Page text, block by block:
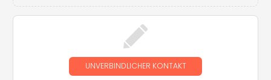
UNVERBINDLICHER KONTAKT